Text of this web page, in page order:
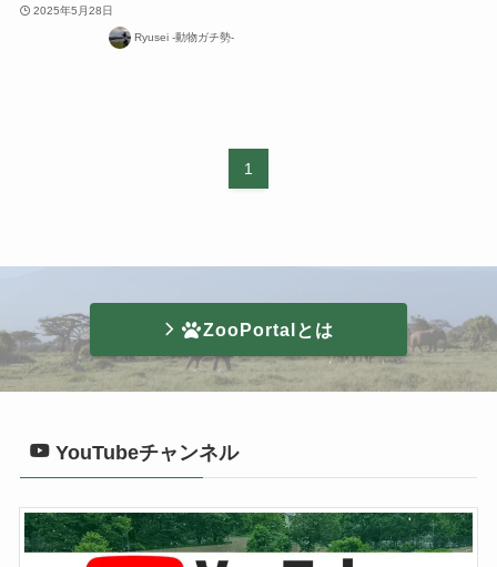
2025年5月28日
Ryusei -動物ガチ勢-
1
ZooPortalとは
YouTubeチャンネル